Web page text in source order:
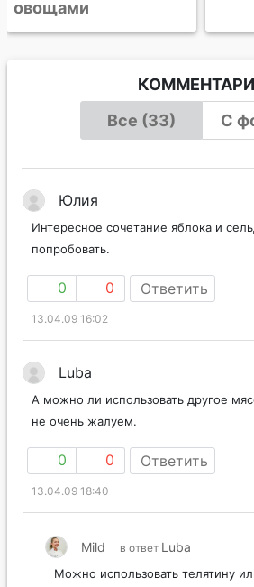
Все (33)
С
Юлия
Интересное сочетание яблока и
попробовать.
0 0 Ответить
13.04.09 16:02
Luba
А можно ли использовать другое
не очень жалуем.
0 0 Ответить
13.04.09 18:40
Mild в ответ Luba
Можно использовать телятину